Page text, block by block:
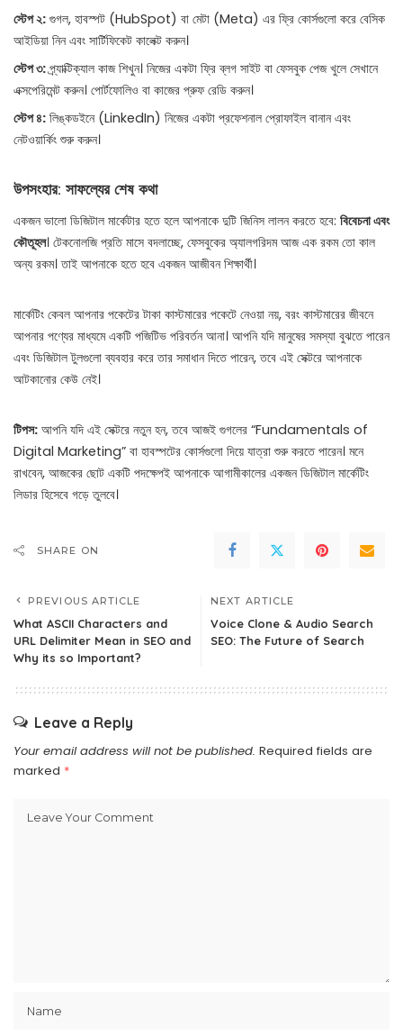
স্টেপ ২: গুগল, হাবস্পট (HubSpot) বা মেটা (Meta) এর ফ্রি কোর্সগুলো করে বেসিক
আইডিয়া নিন এবং সার্টিফিকেট কালেক্ট করুন।
স্টেপ ৩:প্র্যাক্টিক্যাল কাজ শিখুন। নিজের একটা ফ্রি ব্লগ সাইট বা ফেসবুক পেজ খুলে সেখানে
এক্সপেরিমেন্ট করুন। পোর্টফোলিও বা কাজের প্রুফ রেডি করুন।
স্টেপ ৪: লিঙ্কডইনে (LinkedIn) নিজের একটা প্রফেশনাল প্রোফাইল বানান এবং
নেটওয়ার্কিং শুরু করুন।
উপসংহার: সাফল্যের শেষ কথা
একজন ভালো ডিজিটাল মার্কেটার হতে হলে আপনাকে দুটি জিনিস লালন করতে হবে: বিবেচনা এবং
কৌতূহল। টেকনোলজি প্রতি মাসে বদলাচ্ছে, ফেসবুকের অ্যালগরিদম আজ এক রকম তো কাল
অন্য রকম। তাই আপনাকে হতে হবে একজন আজীবন শিক্ষার্থী।
মার্কেটিং কেবল আপনার পকেটের টাকা কাস্টমারের পকেটে নেওয়া নয়, বরং কাস্টমারের জীবনে
আপনার পণ্যের মাধ্যমে একটি পজিটিভ পরিবর্তন আনা। আপনি যদি মানুষের সমস্যা বুঝতে পারেন
এবং ডিজিটাল টুলগুলো ব্যবহার করে তার সমাধান দিতে পারেন, তবে এই সেক্টরে আপনাকে
আটকানোর কেউ নেই।
টিপস: আপনি যদি এই সেক্টরে নতুন হন, তবে আজই গুগলের “Fundamentals of
Digital Marketing” বা হাবস্পটের কোর্সগুলো দিয়ে যাত্রা শুরু করতে পারেন। মনে
রাখবেন, আজকের ছোট একটি পদক্ষেপই আপনাকে আগামীকালের একজন ডিজিটাল মার্কেটিং
লিডার হিসেবে গড়ে তুলবে।
SHARE ON
PREVIOUS ARTICLE
What ASCII Characters and
URL Delimiter Mean in SEO and
Why its so Important?
NEXT ARTICLE
Voice Clone & Audio Search
SEO: The Future of Search
Leave a Reply
Your email address will not be published. Required fields are
marked *